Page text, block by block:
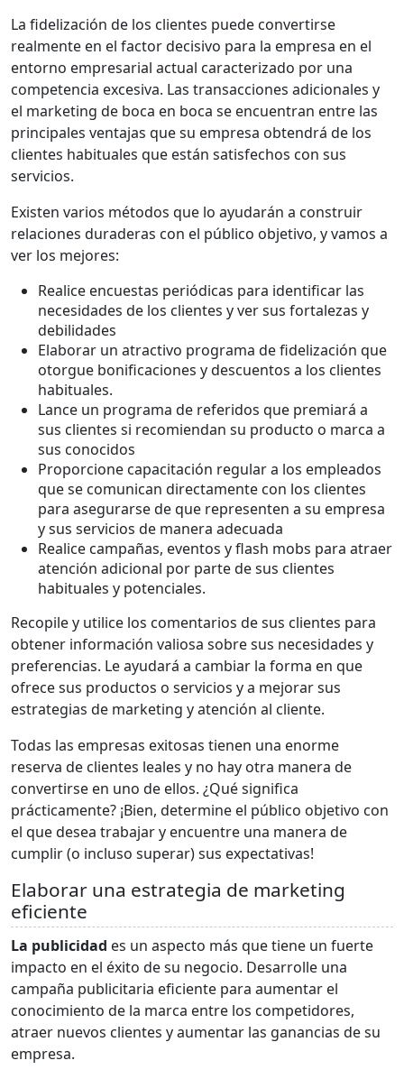
La fidelización de los clientes puede convertirse
realmente en el factor decisivo para la empresa en el
entorno empresarial actual caracterizado por una
competencia excesiva. Las transacciones adicionales y
el marketing de boca en boca se encuentran entre las
principales ventajas que su empresa obtendrá de los
clientes habituales que están satisfechos con sus
servicios.
Existen varios métodos que lo ayudarán a construir
relaciones duraderas con el público objetivo, y vamos a
ver los mejores:
Realice encuestas periódicas para identificar las
necesidades de los clientes y ver sus fortalezas y
debilidades
Elaborar un atractivo programa de fidelización que
otorgue bonificaciones y descuentos a los clientes
habituales.
Lance un programa de referidos que premiará a
sus clientes si recomiendan su producto o marca a
sus conocidos
Proporcione capacitación regular a los empleados
que se comunican directamente con los clientes
para asegurarse de que representen a su empresa
y sus servicios de manera adecuada
Realice campañas, eventos y flash mobs para atraer
atención adicional por parte de sus clientes
habituales y potenciales.
Recopile y utilice los comentarios de sus clientes para
obtener información valiosa sobre sus necesidades y
preferencias. Le ayudará a cambiar la forma en que
ofrece sus productos o servicios y a mejorar sus
estrategias de marketing y atención al cliente.
Todas las empresas exitosas tienen una enorme
reserva de clientes leales y no hay otra manera de
convertirse en uno de ellos. ¿Qué significa
prácticamente? ¡Bien, determine el público objetivo con
el que desea trabajar y encuentre una manera de
cumplir (o incluso superar) sus expectativas!
Elaborar una estrategia de marketing
eficiente
La publicidad es un aspecto más que tiene un fuerte
impacto en el éxito de su negocio. Desarrolle una
campaña publicitaria eficiente para aumentar el
conocimiento de la marca entre los competidores,
atraer nuevos clientes y aumentar las ganancias de su
empresa.